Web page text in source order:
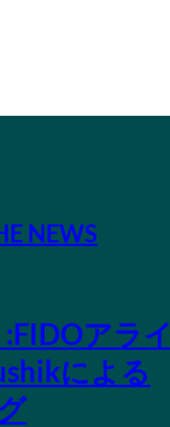
NEWS
アライ
による